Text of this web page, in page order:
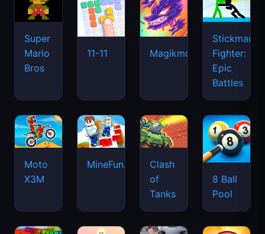
Super
Mario
Bros
11-11 Magikmon
Stickman
Fighter:
Epic
Battles
Moto
X3M
MineFun.io
Clash
of
Tanks
8 Ball
Pool